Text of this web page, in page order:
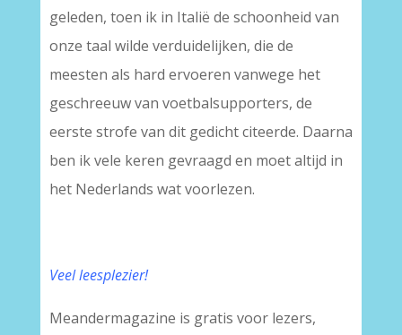
geleden, toen ik in Italië de schoonheid van
onze taal wilde verduidelijken, die de
meesten als hard ervoeren vanwege het
geschreeuw van voetbalsupporters, de
eerste strofe van dit gedicht citeerde. Daarna
ben ik vele keren gevraagd en moet altijd in
het Nederlands wat voorlezen.
Veel leesplezier!
Meandermagazine is gratis voor lezers,